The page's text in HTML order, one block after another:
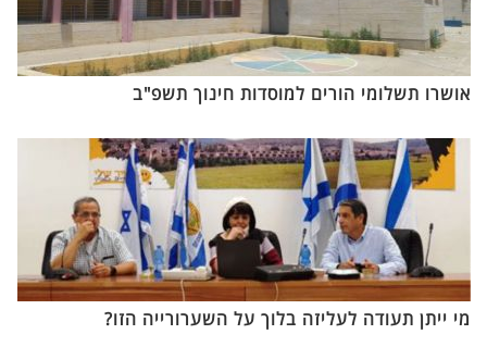
אושרו תשלומי הורים למוסדות חינוך תשפ"ב
מי ייתן תעודה לעליזה בלוך על השערורייה הזו?